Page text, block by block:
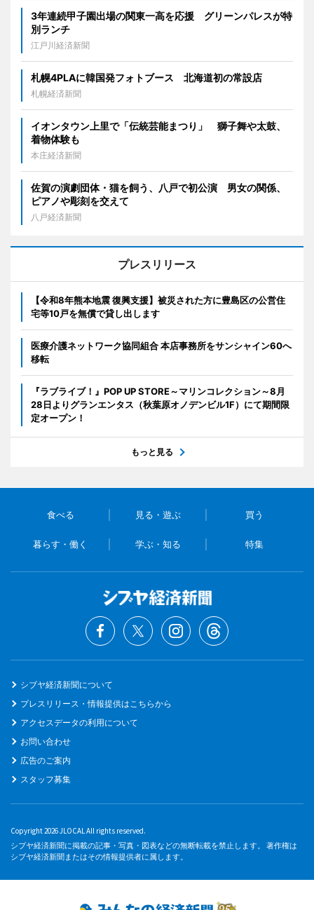
3年連続甲子園出場の関東一高を応援 グリーンパレスが特
別ランチ
江戸川経済新聞
札幌4PLAに韓国発フォトブース 北海道初の常設店
札幌経済新聞
イオンタウン上里で「伝統芸能まつり」 獅子舞や太鼓、
着物体験も
本庄経済新聞
佐賀の演劇団体・猫を飼う、八戸で初公演 男女の関係、
ピアノや彫刻を交えて
八戸経済新聞
プレスリリース
【令和8年熊本地震 復興支援】被災された方に豊島区の公営住
宅等10戸を無償で貸し出します
医療介護ネットワーク協同組合 本店事務所をサンシャイン60へ
移転
『ラブライブ！』POP UP STORE～マリンコレクション～8月
28日よりグランエンタス（秋葉原オノデンビル1F）にて期間限
定オープン！
もっと見る
食べる 見る・遊ぶ 買う
暮らす・働く 学ぶ・知る 特集
シブヤ経済新聞について
プレスリリース・情報提供はこちらから
アクセスデータの利用について
お問い合わせ
広告のご案内
スタッフ募集
Copyright 2026 JLOCAL All rights reserved.
シブヤ経済新聞に掲載の記事・写真・図表などの無断転載を禁止します。 著作権は
シブヤ経済新聞またはその情報提供者に属します。